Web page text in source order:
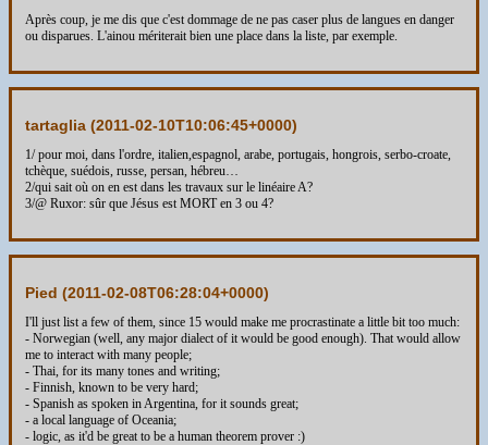
Après coup, je me dis que c'est dommage de ne pas caser plus de langues en danger
ou disparues. L'ainou mériterait bien une place dans la liste, par exemple.
tartaglia (2011-02-10T10:06:45+0000)
1/ pour moi, dans l'ordre, italien,espagnol, arabe, portugais, hongrois, serbo-croate,
tchèque, suédois, russe, persan, hébreu…
2/qui sait où on en est dans les travaux sur le linéaire A?
3/@ Ruxor: sûr que Jésus est MORT en 3 ou 4?
Pied (2011-02-08T06:28:04+0000)
I'll just list a few of them, since 15 would make me procrastinate a little bit too much:
- Norwegian (well, any major dialect of it would be good enough). That would allow
me to interact with many people;
- Thai, for its many tones and writing;
- Finnish, known to be very hard;
- Spanish as spoken in Argentina, for it sounds great;
- a local language of Oceania;
- logic, as it'd be great to be a human theorem prover :)